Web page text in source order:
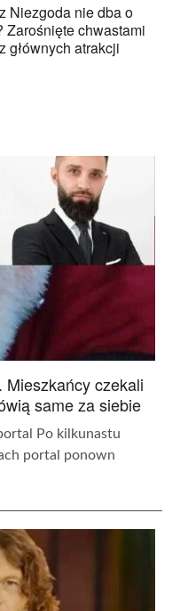
Niezgoda nie dba o
Zarośnięte chwastami
głównych atrakcji
Mieszkańcy czekali
same za siebie
Po kilkunastu
portal ponown